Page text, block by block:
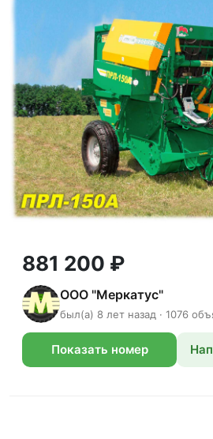
881 200 ₽
ООО "Меркатус"
был(а) 8 лет назад · 1076
Показать номер